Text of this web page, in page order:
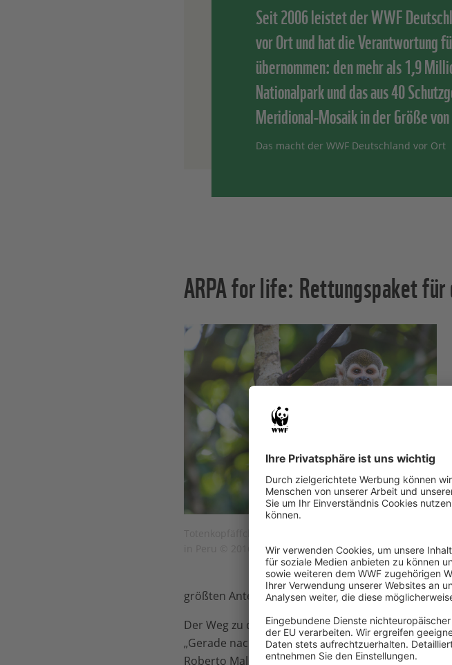
Seit 2006 leistet der WWF
vor Ort und hat die Verantwortung
übernommen: den mehr als 1,9
Nationalpark und das aus 40
Meridional-Mosaik in der Größe
Das macht der WWF Deutschland vor Ort
ARPA for life: Rettungspaket
größten Anteil muss aber die brasilianische
Der Weg zu diesem Ziel war steinig. ARPA hatte
„Gerade nach der Wirtschafts- und Finanzkrise
Roberto Maldonado. Denn der ambitionierte